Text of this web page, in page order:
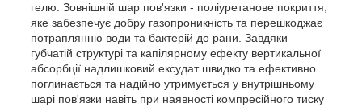
гелю. Зовнішній шар пов'язки - поліуретанове покриття,
яке забезпечує добру газопроникність та перешкоджає
потраплянню води та бактерій до рани. Завдяки
губчатій структурі та капілярному ефекту вертикальної
абсорбції надлишковий ексудат швидко та ефективно
поглинається та надійно утримується у внутрішньому
шарі пов'язки навіть при наявності компресійного тиску